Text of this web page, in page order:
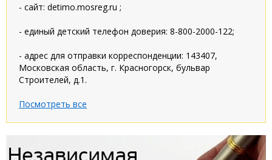
- сайт: detimo.mosreg.ru ;
- единый детский телефон доверия: 8-800-2000-122;
- адрес для отправки корреспонденции: 143407,
Московская область, г. Красногорск, бульвар
Строителей, д.1.
Посмотреть все